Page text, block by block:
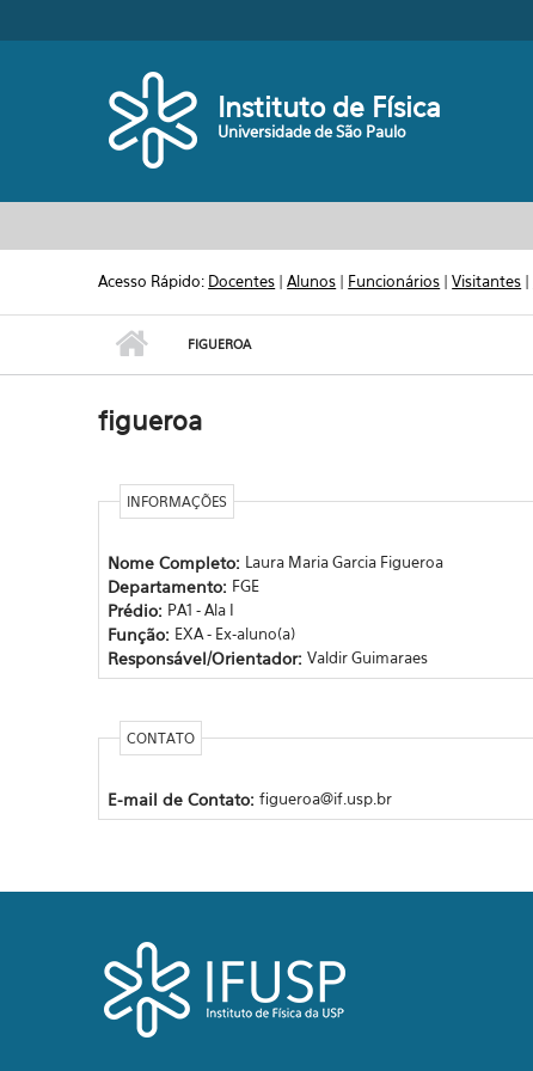
Instituto de Física
Universidade de São Paulo
Acesso Rápido: Docentes |Alunos | Funcionários |Visitantes |
FIGUEROA
figueroa
INFORMAÇÕES
Nome Completo: Laura Maria Garcia Figueroa
Departamento: FGE
Prédio: PA1 - Ala I
Função: EXA - Ex-aluno(a)
Responsável/Orientador: Valdir Guimaraes
CONTATO
E-mail de Contato: figueroa@if.usp.br